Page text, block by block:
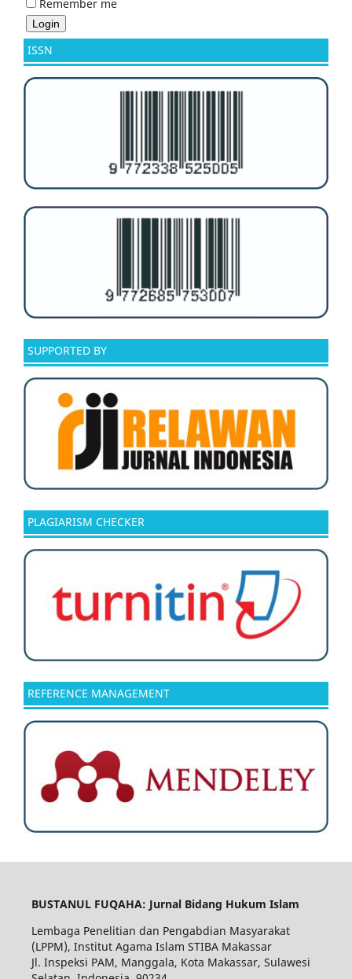
Remember me
ISSN
SUPPORTED BY
PLAGIARISM CHECKER
REFERENCE MANAGEMENT
BUSTANUL FUQAHA: Jurnal Bidang Hukum Islam
Lembaga Penelitian dan Pengabdian Masyarakat
(LPPM), Institut Agama Islam STIBA Makassar
Jl. Inspeksi PAM, Manggala, Kota Makassar, Sulawesi